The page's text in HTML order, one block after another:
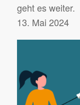
geht es weiter.
13. Mai 2024